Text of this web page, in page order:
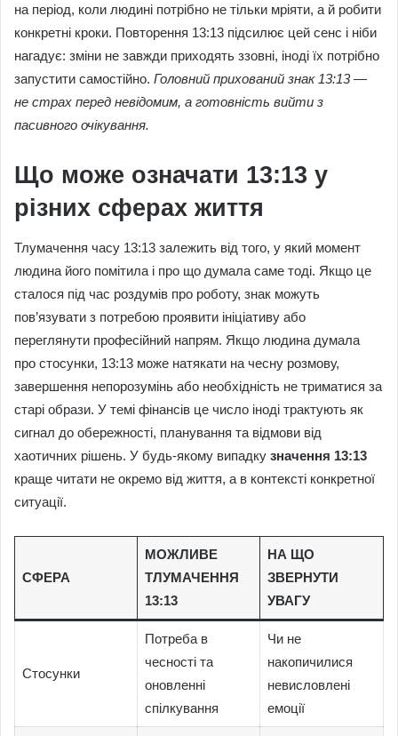
на період, коли людині потрібно не тільки мріяти, а й робити
конкретні кроки. Повторення 13:13 підсилює цей сенс і ніби
нагадує: зміни не завжди приходять ззовні, іноді їх потрібно
запустити самостійно. Головний прихований знак 13:13 —
не страх перед невідомим, а готовність вийти з
пасивного очікування.
Що може означати 13:13 у
різних сферах життя
Тлумачення часу 13:13 залежить від того, у який момент
людина його помітила і про що думала саме тоді. Якщо це
сталося під час роздумів про роботу, знак можуть
пов’язувати з потребою проявити ініціативу або
переглянути професійний напрям. Якщо людина думала
про стосунки, 13:13 може натякати на чесну розмову,
завершення непорозумінь або необхідність не триматися за
старі образи. У темі фінансів це число іноді трактують як
сигнал до обережності, планування та відмови від
хаотичних рішень. У будь-якому випадку значення 13:13
краще читати не окремо від життя, а в контексті конкретної
ситуації.
СФЕРА
МОЖЛИВЕ
ТЛУМАЧЕННЯ
13:13
НА ЩО
ЗВЕРНУТИ
УВАГУ
Стосунки
Потреба в
чесності та
оновленні
спілкування
Чи не
накопичилися
невисловлені
емоції